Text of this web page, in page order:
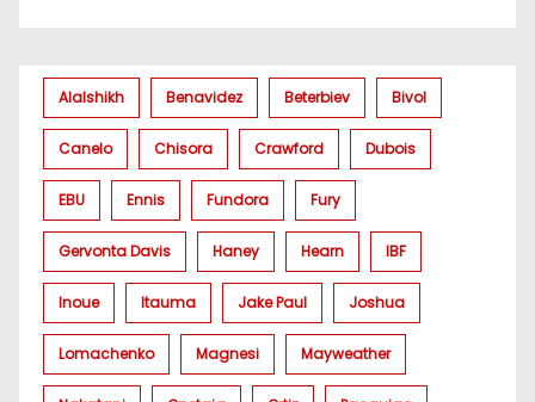
Alalshikh Benavidez Beterbiev Bivol
Canelo Chisora Crawford Dubois
EBU Ennis Fundora Fury
Gervonta Davis Haney Hearn IBF
Inoue Itauma Jake Paul Joshua
Lomachenko Magnesi Mayweather